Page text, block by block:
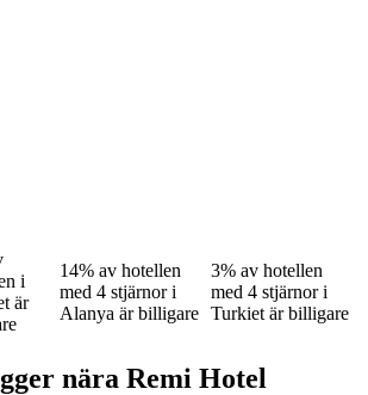
i
är
14% av hotellen
med 4 stjärnor i
Alanya är billigare
3% av hotellen
med 4 stjärnor i
Turkiet är billigare
nära Remi Hotel